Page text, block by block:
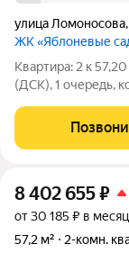
улица Ломоносова,
ЖК «Яблоневые
Квартира: 2 к
(ДСК), 1 очередь,
8 402 655₽
от 30 185 ₽ в месяц
57,2 м²
2-комн.